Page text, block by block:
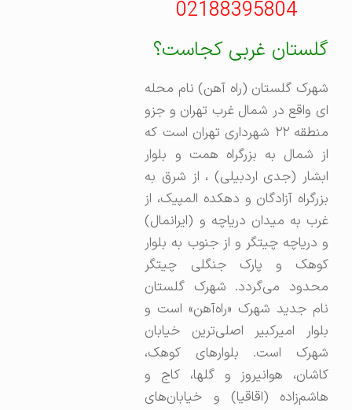
02188395804
گلستان غربی کجاست؟
شهرک گلستان (راه آهن) نام محله
ای واقع در شمال غرب تهران و جزو
منطقه ۲۲ شهرداری تهران است که
از شمال به بزرگراه همت و بلوار
ابشار (جدی اردبیلی) ، از شرق به
بزرگراه آزادگان و دهکده المپیک، از
غرب به میدان دریاچه و (ایرانمال)
و دریاچه چیتگر و از جنوب به بلوار
کوهک و پارک جنگلی چیتگر
محدود می‌گردد. شهرک گلستان
نام جدید شهرک «راه‌آهن» است و
بلوار امیرکبیر اصلی‌ترین خیابان
شهرک است. بلوارهای کوهک،
کاشان، هوانیروز و گلها، کاج و
هاشم‌زاده (اقاقیا) و خیابان‌های